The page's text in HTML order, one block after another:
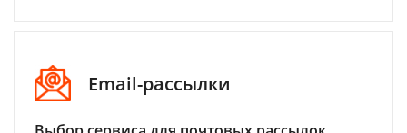
Email-рассылки